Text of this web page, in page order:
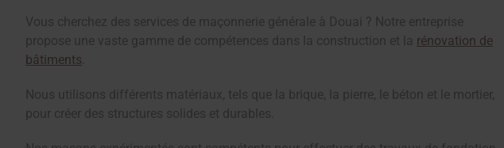
Vous cherchez des services de maçonnerie générale à Douai ? Notre entreprise
propose une vaste gamme de compétences dans la construction et la rénovation de
bâtiments
Nous utilisons différents matériaux, tels que la brique, la pierre, le béton et le mortier,
pour créer des structures solides et durables.